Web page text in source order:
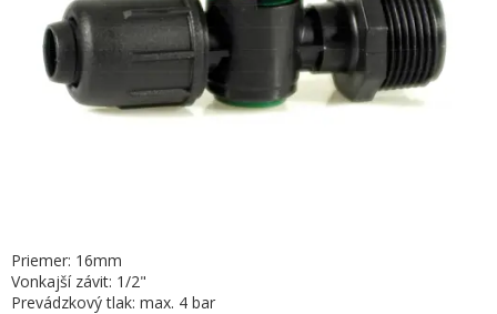
Priemer: 16mm
Vonkajší závit: 1/2"
Prevádzkový tlak: max. 4 bar